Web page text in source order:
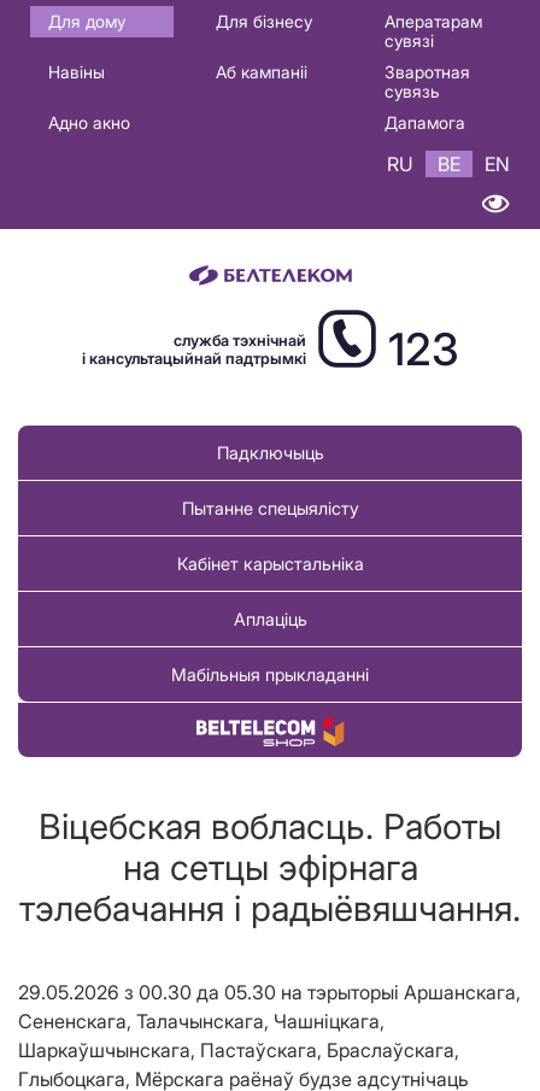
Основная
навигация
Для дому Для бізнесу
Аператарам
сувязі
Навіны
Аб кампаніі
Зваротная
сувязь
Адно акно
Дапамога
RU BE EN
служба тэхнічнай
і кансультацыйнай падтрымкі
123
Падключыць
Пытанне спецыялісту
Кабінет карыстальніка
Аплаціць
Мабільныя прыкладанні
Купіць тавар
Віцебская вобласць. Работы
на сетцы эфірнага
тэлебачання і радыёвяшчання.
29.05.2026 з 00.30 да 05.30 на тэрыторыі Аршанскага,
Сененскага, Талачынскага, Чашніцкага,
Шаркаўшчынскага, Пастаўскага, Браслаўскага,
Глыбоцкага, Мёрскага раёнаў будзе адсутнічаць